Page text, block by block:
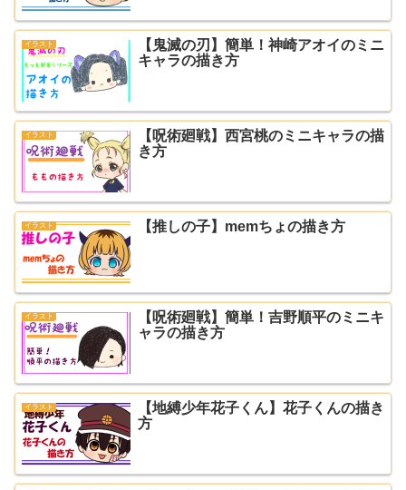
イラスト
【鬼滅の刃】簡単！神崎アオイのミニ
キャラの描き方
イラスト
【呪術廻戦】西宮桃のミニキャラの描
き方
イラスト 【推しの子】memちょの描き方
イラスト
【呪術廻戦】簡単！吉野順平のミニキ
ャラの描き方
イラスト
【地縛少年花子くん】花子くんの描き
方